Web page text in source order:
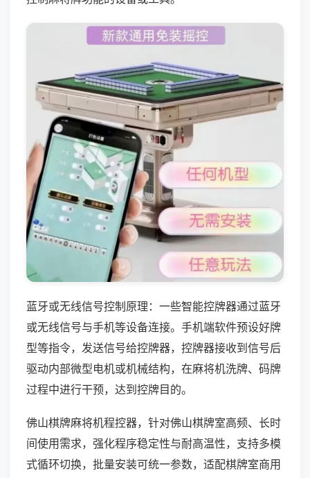
蓝牙或无线信号控制原理：一些智能控牌器通过蓝牙
或无线信号与手机等设备连接。手机端软件预设好牌
型等指令，发送信号给控牌器，控牌器接收到信号后
驱动内部微型电机或机械结构，在麻将机洗牌、码牌
过程中进行干预，达到控牌目的。
佛山棋牌麻将机程控器，针对佛山棋牌室高频、长时
间使用需求，强化程序稳定性与耐高温性，支持多模
式循环切换，批量安装可统一参数，适配棋牌室商用